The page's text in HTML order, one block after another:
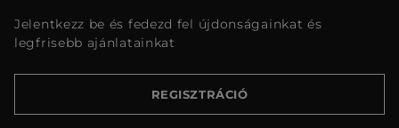
Jelentkezz be és fedezd fel újdonságainkat és
legfrisebb ajánlatainkat
REGISZTRÁCIÓ